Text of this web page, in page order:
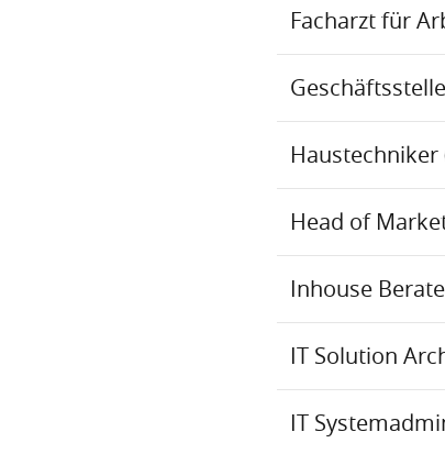
Facharzt für
Head of
Inhouse
IT Solution
IT